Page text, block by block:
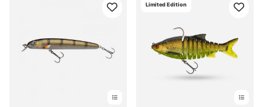
Limited Edition